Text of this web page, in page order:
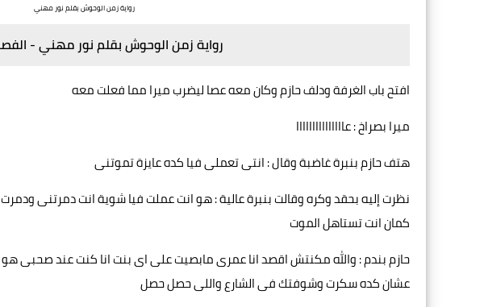
رواية زمن الوحوش بقلم نور مهني
رواية زمن الوحوش بقلم نور مهني -
افتح باب الغرفة ودلف حازم وكان معه عصا ليضرب ميرا مما فعلت معه
ميرا بصراخ : عااااااااااااااا
هتف حازم بنبرة غاضبة وقال : انتى تعملى فيا كده عايزة تموتنى
نظرت إليه بحقد وكره وقالت بنبرة عالية : هو انت عملت فيا شوية انت دمرتنى
كمان انت تستاهل الموت
حازم بندم : والله مكنتش اقصد انا عمرى مابصيت على اى بنت انا كنت عند صحبى
عشان كده سكرت وشوفتك فى الشارع واللى حصل حصل